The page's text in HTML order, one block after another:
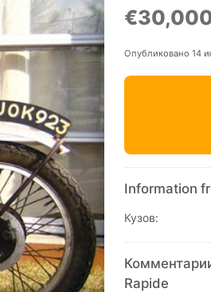
Опубликовано 14
Information
Кузов:
Rapide